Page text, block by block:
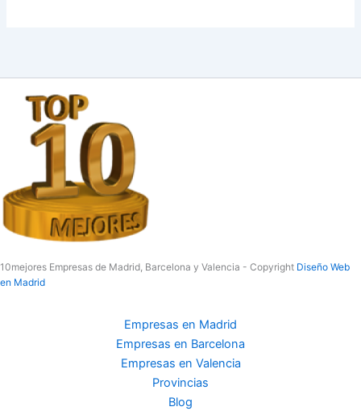
10mejores Empresas de Madrid, Barcelona y Valencia - Copyright Diseño Web
en Madrid
Empresas en Madrid
Empresas en Barcelona
Empresas en Valencia
Provincias
Blog